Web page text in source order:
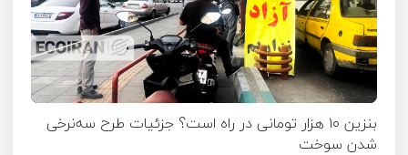
بنزین ۱۰ هزار تومانی در راه است؟ جزئیات طرح سه‌نرخی
شدن سوخت